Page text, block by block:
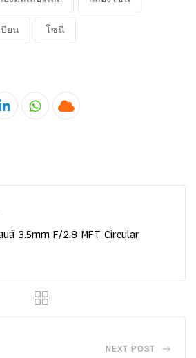
บียน โซนี่
LinkedInWhatsapp
Cloud
นส์ 3.5mm F/2.8 MFT Circular
NEXT POST